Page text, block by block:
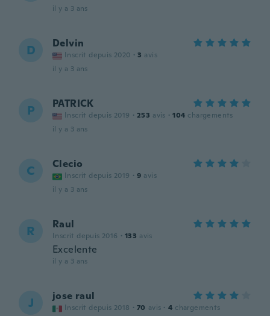
il y a 3 ans
D Delvin
Inscrit depuis 2020 · 3 avis
il y a 3 ans
P PATRICK
Inscrit depuis 2019 · 253 avis · 104 chargements
il y a 3 ans
C Clecio
Inscrit depuis 2019 · 9 avis
il y a 3 ans
R Raul
Inscrit depuis 2016 · 133 avis
Excelente
il y a 3 ans
J jose raul
Inscrit depuis 2018 · 70 avis · 4 chargements